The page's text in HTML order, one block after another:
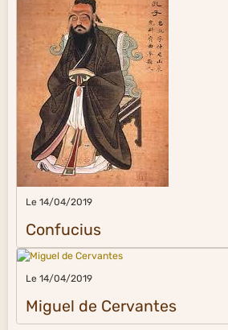
Le 14/04/2019
Confucius
Le 14/04/2019
Miguel de Cervantes